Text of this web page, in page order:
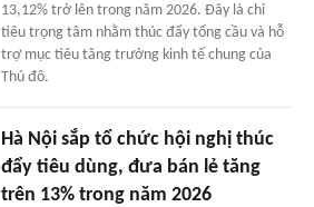
13,12% trở lên trong năm 2026. Đây là chỉ
tiêu trọng tâm nhằm thúc đẩy tổng cầu và hỗ
trợ mục tiêu tăng trưởng kinh tế chung của
Thủ đô.
Hà Nội sắp tổ chức hội nghị thúc
đẩy tiêu dùng, đưa bán lẻ tăng
trên 13% trong năm 2026